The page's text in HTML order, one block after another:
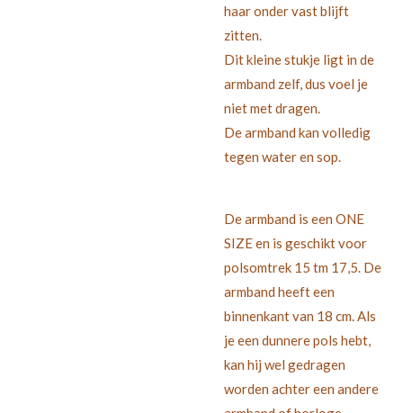
haar onder vast blijft
zitten.
Dit kleine stukje ligt in de
armband zelf, dus voel je
niet met dragen.
De armband kan volledig
tegen water en sop.
De armband is een ONE
SIZE en is geschikt voor
polsomtrek 15 tm 17,5. De
armband heeft een
binnenkant van 18 cm. Als
je een dunnere pols hebt,
kan hij wel gedragen
worden achter een andere